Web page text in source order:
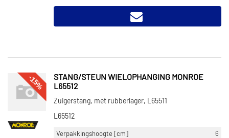
-15%
STANG/STEUN WIELOPHANGING MONROE
L65512
Zuigerstang, met rubberlager, L65511
L65512
Verpakkingshoogte [cm]
6